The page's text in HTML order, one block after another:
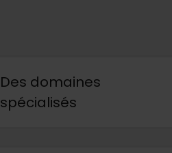
Des domaines
spécialisés